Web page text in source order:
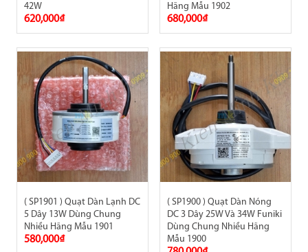
42W
620,000₫
Hãng Mẫu 1902
680,000₫
( SP1901 ) Quạt Dàn Lạnh DC
5 Dây 13W Dùng Chung
Nhiều Hãng Mẫu 1901
580,000₫
( SP1900 ) Quạt Dàn Nóng
DC 3 Dây 25W Và 34W Funiki
Dùng Chung Nhiều Hãng
Mẫu 1900